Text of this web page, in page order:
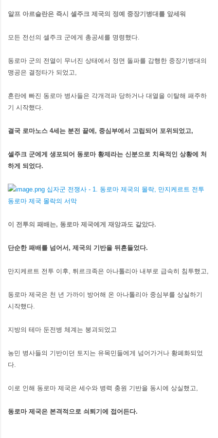
알프 아르슬란은 즉시 셀주크 제국의 정예 중장기병대를 앞세워
모든 전선의 셀주크 군에게 총공세를 명령했다.
동로마 군의 전열이 무너진 상태에서 정면 돌파를 감행한 중장기병대의
맹공은 결정타가 되었고,
혼란에 빠진 동로마 병사들은 각개격파 당하거나 대열을 이탈해 패주하
기 시작했다.
결국 로마노스 4세는 분전 끝에, 중심부에서 고립되어 포위되었고,
셀주크 군에게 생포되어 동로마 황제라는 신분으로 치욕적인 상황에 처
하게 되었다.
이 전투의 패배는, 동로마 제국에게 재앙과도 같았다.
단순한 패배를 넘어서, 제국의 기반을 뒤흔들었다.
만지케르트 전투 이후, 튀르크족은 아나톨리아 내부로 급속히 침투했고,
동로마 제국은 천 년 가까이 방어해 온 아나톨리아 중심부를 상실하기
시작했다.
지방의 테마 둔전병 체계는 붕괴되었고
농민 병사들의 기반이던 토지는 유목민들에게 넘어가거나 황폐화되었
다.
이로 인해 동로마 제국은 세수와 병력 충원 기반을 동시에 상실했고,
동로마 제국은 본격적으로 쇠퇴기에 접어든다.